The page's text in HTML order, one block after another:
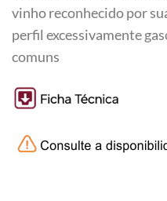
vinho reconhecido por
perfil excessivamente
comuns